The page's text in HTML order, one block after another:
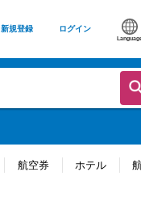
新規登録 ログイン
航空券 ホテル